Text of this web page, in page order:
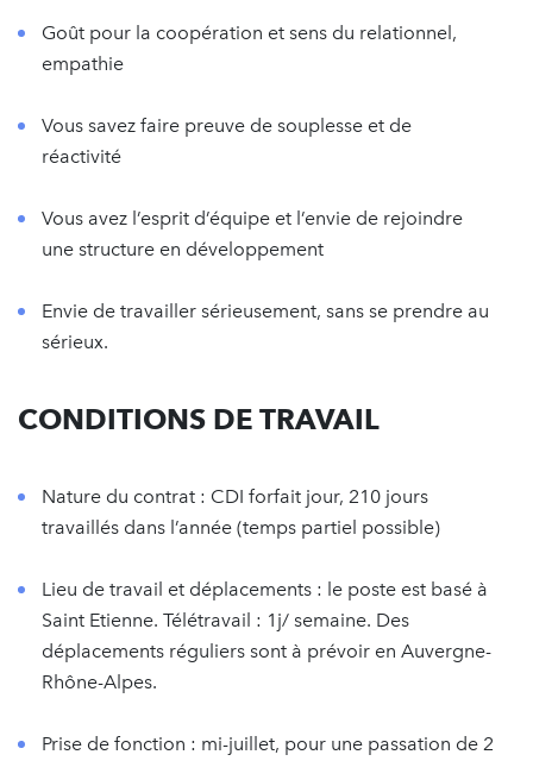
Goût pour la coopération et sens du relationnel,
empathie
Vous savez faire preuve de souplesse et de
réactivité
Vous avez l’esprit d’équipe et l’envie de rejoindre
une structure en développement
Envie de travailler sérieusement, sans se prendre au
sérieux.
CONDITIONS DE TRAVAIL
Nature du contrat : CDI forfait jour, 210 jours
travaillés dans l’année (temps partiel possible)
Lieu de travail et déplacements : le poste est basé à
Saint Etienne. Télétravail : 1j/ semaine. Des
déplacements réguliers sont à prévoir en Auvergne-
Rhône-Alpes.
Prise de fonction : mi-juillet, pour une passation de 2